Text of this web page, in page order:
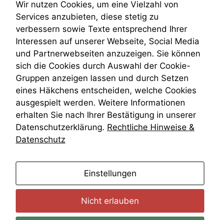
Teilungsklage
Venezuela
VRK
Wiederherstellungsanordnung
Zivilprozessordnung
ZPO
Zustellfiktion
Zuständigkeit
Öffentliches Personalrecht
Öffentlichkeitsprinzip
Wir nutzen Cookies, um eine Vielzahl von
Services anzubieten, diese stetig zu
verbessern sowie Texte entsprechend Ihrer
Interessen auf unserer Webseite, Social Media
und Partnerwebseiten anzuzeigen. Sie können
sich die Cookies durch Auswahl der Cookie-
Gruppen anzeigen lassen und durch Setzen
eines Häkchens entscheiden, welche Cookies
ausgespielt werden. Weitere Informationen
erhalten Sie nach Ihrer Bestätigung in unserer
Datenschutzerklärung. Rechtliche Hinweise &
Datenschutz
Einstellungen
Nicht erlauben
deaktivieren,
kann die
Website nicht
zu 100%
funktionieren.
Marketing
Wir speichern
anonyme Daten ab,
um interne
marketingtechnische
Auswertungen